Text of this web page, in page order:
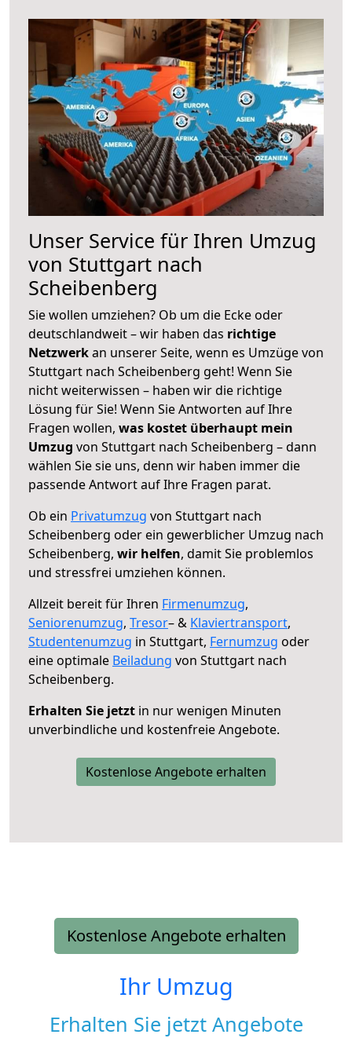
Unser Service für Ihren Umzug
von Stuttgart nach
Scheibenberg
Sie wollen umziehen? Ob um die Ecke oder
deutschlandweit – wir haben das richtige
Netzwerkan unserer Seite, wenn es Umzüge von
Stuttgart nach Scheibenberg geht! Wenn Sie
nicht weiterwissen – haben wir die richtige
Lösung für Sie! Wenn Sie Antworten auf Ihre
Fragen wollen, was kostet überhaupt mein
Umzug von Stuttgart nach Scheibenberg – dann
wählen Sie sie uns, denn wir haben immer die
passende Antwort auf Ihre Fragen parat.
Ob ein Privatumzug von Stuttgart nach
Scheibenberg oder ein gewerblicher Umzug nach
Scheibenberg, wir helfen, damit Sie problemlos
und stressfrei umziehen können.
Allzeit bereit für Ihren Firmenumzug,
Seniorenumzug, Tresor– & Klaviertransport,
Studentenumzug in Stuttgart, Fernumzug oder
eine optimale Beiladung von Stuttgart nach
Scheibenberg.
Erhalten Sie jetzt in nur wenigen Minuten
unverbindliche und kostenfreie Angebote.
Kostenlose Angebote erhalten
Kostenlose Angebote erhalten
Ihr Umzug
Erhalten Sie jetzt Angebote